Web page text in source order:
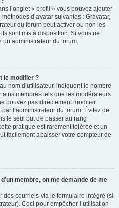
l’onglet « profil » vous pouvez ajouter
d’avatar suivantes : Gravatar,
du forum peut activer ou non les
sont mis à disposition. Si vous ne
un administrateur du forum.
le modifier ?
nom d’utilisateur, indiquent le nombre
membres tels que les modérateurs
pouvez pas directement modifier
l’administrateur du forum. Évitez de
le seul but de passer au rang
pratique est rarement tolérée et un
facilement abaisser votre compteur de
d’un membre, on me demande de me
des courriels via le formulaire intégré (si
Ceci pour empêcher l’utilisation